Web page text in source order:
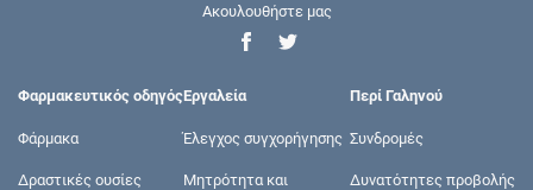
Ακουλουθήστε μας
Φαρμακευτικός οδηγός
Φάρμακα
Δραστικές ουσίες
Εργαλεία
Έλεγχος συγχορήγησης
Μητρότητα και
Περί Γαληνού
Συνδρομές
Δυνατότητες προβολής